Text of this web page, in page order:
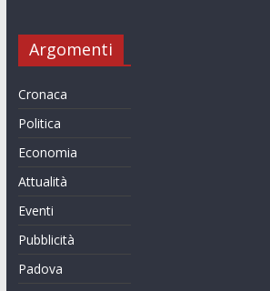
Argomenti
Cronaca
Politica
Economia
Attualità
Eventi
Pubblicità
Padova